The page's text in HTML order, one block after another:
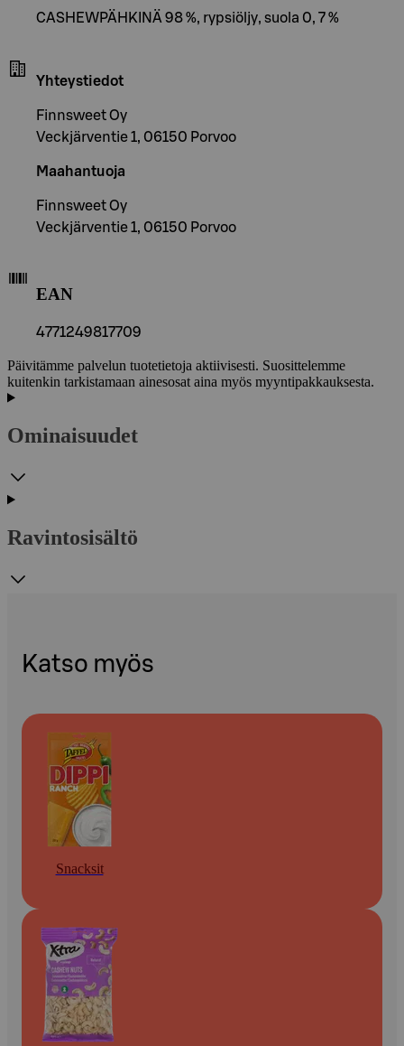
CASHEWPÄHKINÄ 98 %, rypsiöljy, suola 0, 7 %
Yhteystiedot
Finnsweet Oy
Veckjärventie 1, 06150 Porvoo
Maahantuoja
Finnsweet Oy
Veckjärventie 1, 06150 Porvoo
EAN
4771249817709
Päivitämme palvelun tuotetietoja aktiivisesti. Suosittelemme
kuitenkin tarkistamaan ainesosat aina myös myyntipakkauksesta.
Ominaisuudet
Ravintosisältö
Katso myös
Snacksit